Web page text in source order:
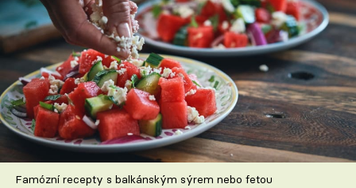
Články
TV Program
Škola vaření
Recepty z TV
Speciál: Cuketa
Famózní recepty s balkánským sýrem nebo fetou